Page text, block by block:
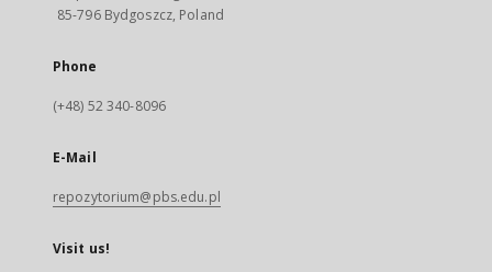
85-796 Bydgoszcz, Poland
Phone
(+48) 52 340-8096
E-Mail
repozytorium@pbs.edu.pl
Visit us!